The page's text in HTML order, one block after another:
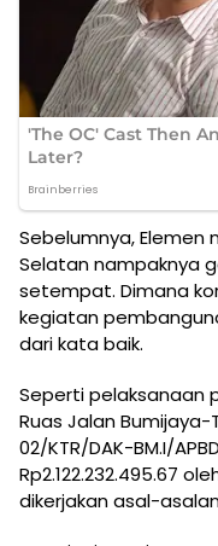
Sebelumnya,
Selatan nampaknya
setempat. Dimana
kegiatan
dari kata baik.
Seperti pelaksanaan
Ruas Jalan
02/KTR/DAK-BM.I/
Rp2.122.232.495.67
dikerjakan asal-